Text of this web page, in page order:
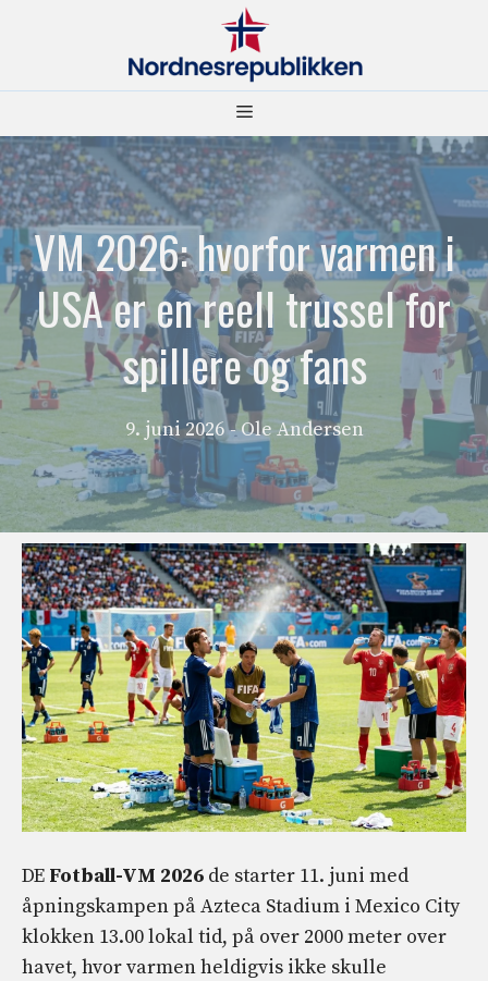
Meny
VM 2026: hvorfor varmen i
USA er en reell trussel for
spillere og fans
9. juni 2026 - Ole Andersen
DE Fotball-VM 2026 de starter 11. juni med
åpningskampen på Azteca Stadium i Mexico City
klokken 13.00 lokal tid, på over 2000 meter over
havet, hvor varmen heldigvis ikke skulle